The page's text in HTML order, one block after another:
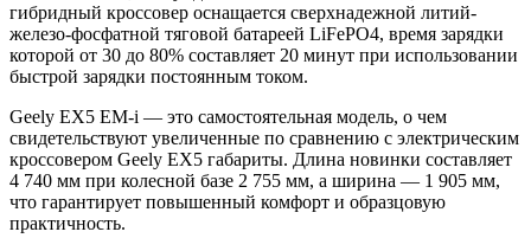
гибридный кроссовер оснащается сверхнадежной литий-
железо-фосфатной тяговой батареей LiFePO4, время зарядки
которой от 30 до 80% составляет 20 минут при использовании
быстрой зарядки постоянным током.
Geely EX5 EM-i — это самостоятельная модель, о чем
свидетельствуют увеличенные по сравнению с электрическим
кроссовером Geely EX5 габариты. Длина новинки составляет
4 740 мм при колесной базе 2 755 мм, а ширина — 1 905 мм,
что гарантирует повышенный комфорт и образцовую
практичность.